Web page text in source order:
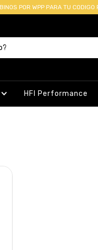
POR WPP PARA TU
HFI Performance